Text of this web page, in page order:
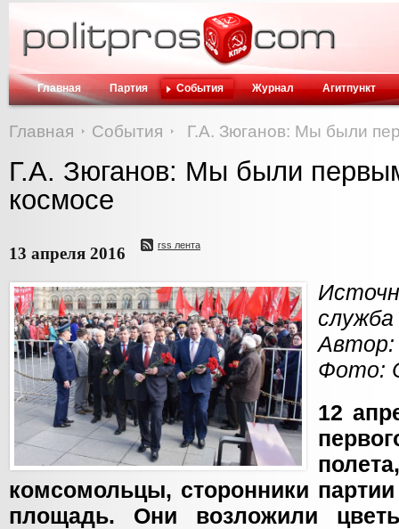
Главная Партия События Журнал Агитпункт
Главная События Г.А. Зюганов: Мы были
Г.А. Зюганов: Мы были
космосе
13 апреля 2016 rss лента
Автор:
Фото:
12
комсомольцы, сторонники
площадь. Они возложили